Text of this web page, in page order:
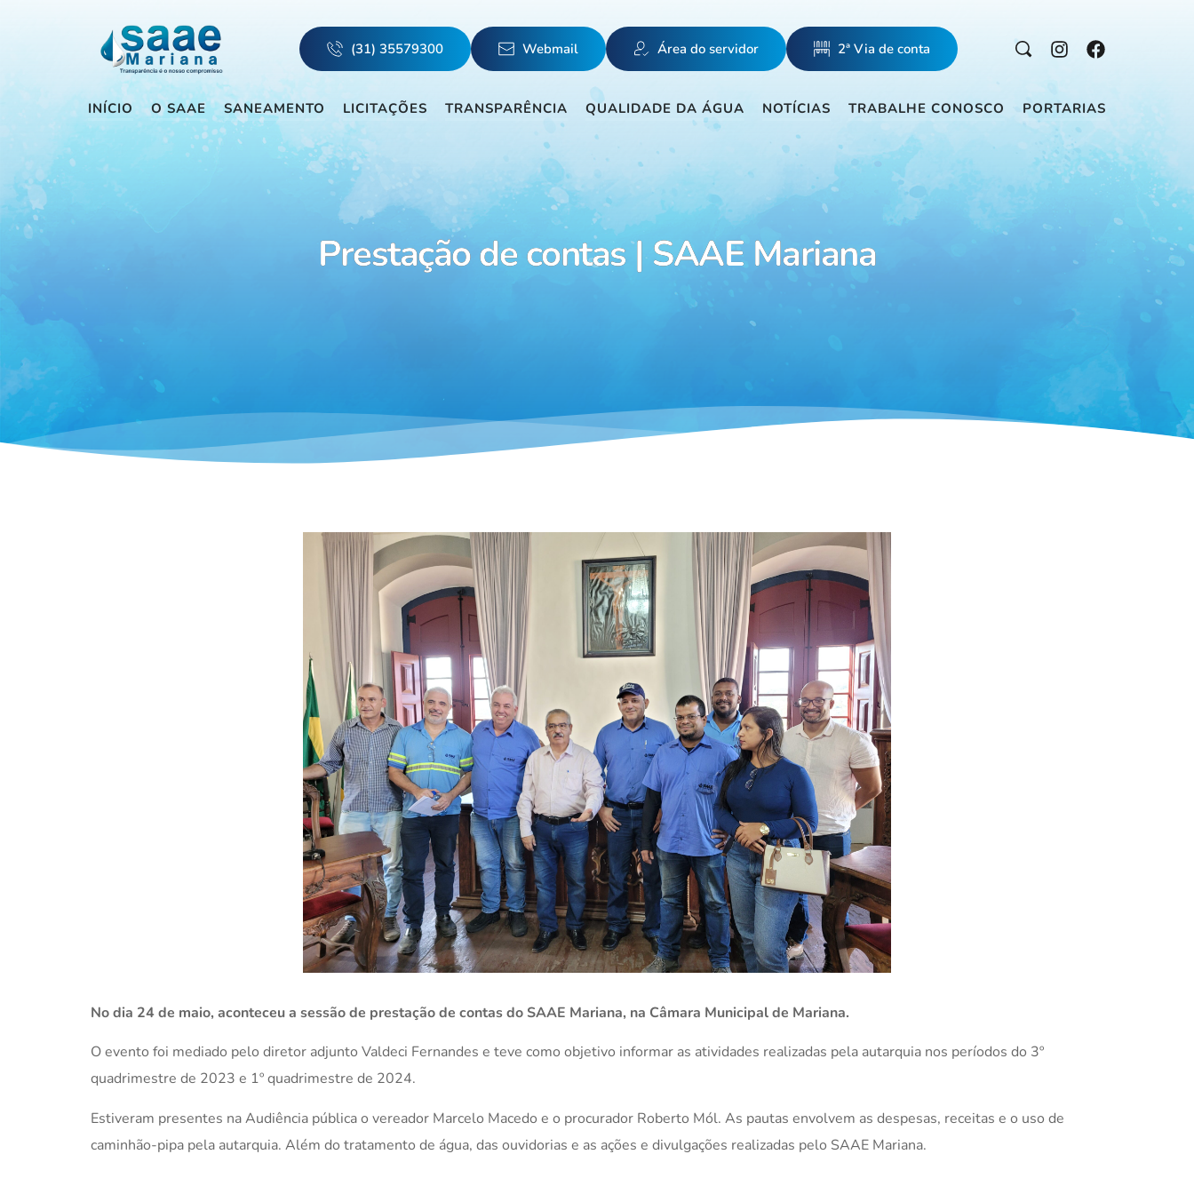
(31) 35579300 Webmail Área do servidor 2ª Via de conta
INÍCIO O SAAE SANEAMENTO LICITAÇÕES TRANSPARÊNCIA QUALIDADE DA ÁGUA NOTÍCIAS TRABALHE CONOSCO PORTARIAS
Prestação de contas | SAAE Mariana
No dia 24 de maio, aconteceu a sessão de prestação de contas do SAAE Mariana, na Câmara Municipal de Mariana.
O evento foi mediado pelo diretor adjunto Valdeci Fernandes e teve como objetivo informar as atividades realizadas pela autarquia nos períodos do 3º
quadrimestre de 2023 e 1º quadrimestre de 2024.
Estiveram presentes na Audiência pública o vereador Marcelo Macedo e o procurador Roberto Mól. As pautas envolvem as despesas, receitas e o uso de
caminhão-pipa pela autarquia. Além do tratamento de água, das ouvidorias e as ações e divulgações realizadas pelo SAAE Mariana.